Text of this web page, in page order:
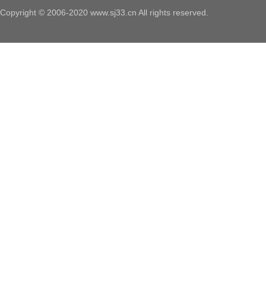
Copyright © 2006-2020 www.sj33.cn All rights reserved.